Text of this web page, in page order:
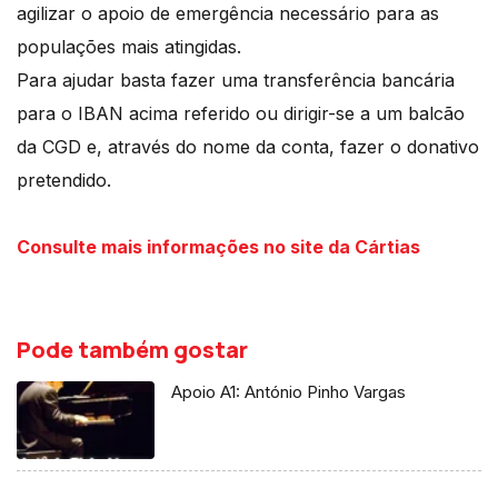
agilizar o apoio de emergência necessário para as
populações mais atingidas.
Para ajudar basta fazer uma transferência bancária
para o IBAN acima referido ou dirigir-se a um balcão
da CGD e, através do nome da conta, fazer o donativo
pretendido.
Consulte mais informações no site da Cártias
Pode também gostar
Apoio A1: António Pinho Vargas